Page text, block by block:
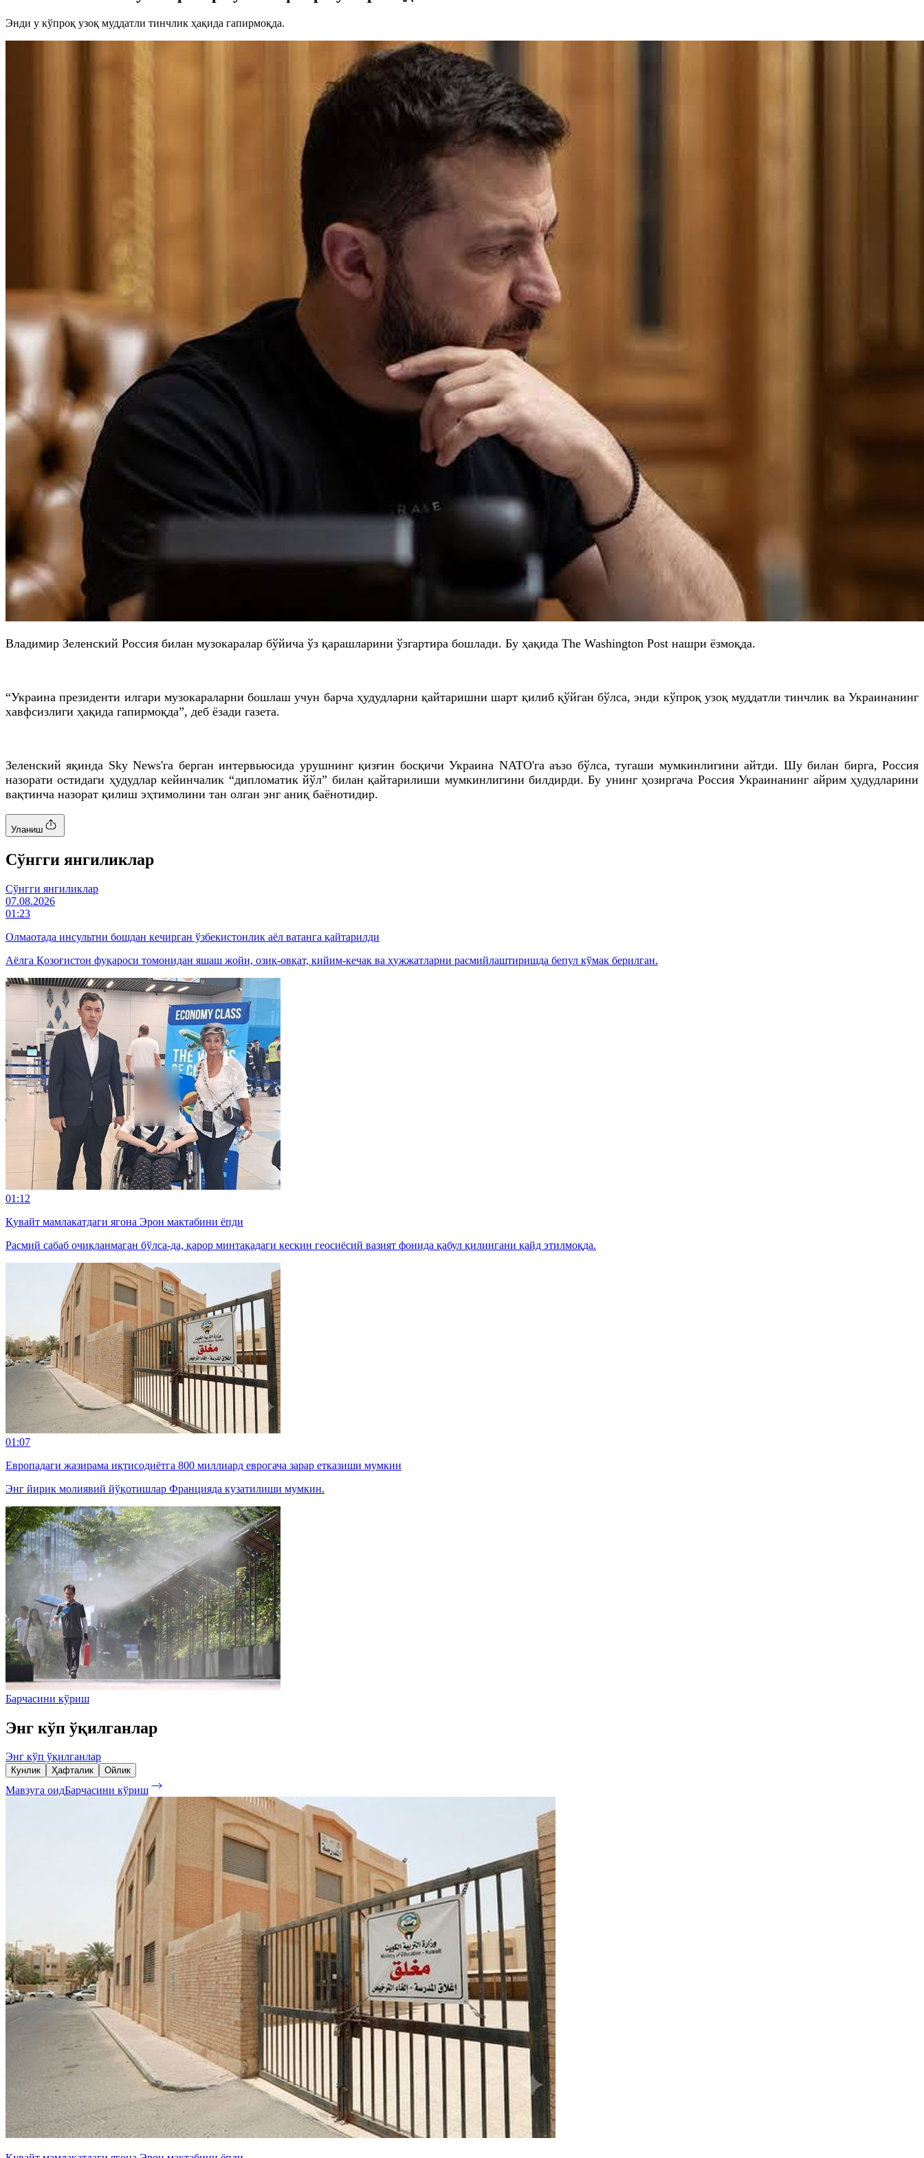
Энди у кўпроқ узоқ муддатли тинчлик ҳақида гапирмоқда.
Владимир Зеленский Россия билан музокаралар бўйича ўз қарашларини ўзгартира бошлади. Бу ҳақида Тhe Washington Post нашри ёзмоқда.
“Украина президенти илгари музокараларни бошлаш учун барча ҳудудларни қайтаришни шарт қилиб қўйган бўлса, энди кўпроқ узоқ муддатли тинчлик ва Украинанинг
хавфсизлиги ҳақида гапирмоқда”, деб ёзади газета.
Зеленский яқинда Sky News'га берган интервьюсида урушнинг қизғин босқичи Украина NATO'га аъзо бўлса, тугаши мумкинлигини айтди. Шу билан бирга, Россия
назорати остидаги ҳудудлар кейинчалик “дипломатик йўл” билан қайтарилиши мумкинлигини билдирди. Бу унинг ҳозиргача Россия Украинанинг айрим ҳудудларини
вақтинча назорат қилиш эҳтимолини тан олган энг аниқ баёнотидир.
Уланиш
Cўнгги янгиликлар
Cўнгги янгиликлар
07.08.2026
01:23
Олмаотада инсультни бошдан кечирган ўзбекистонлик аёл ватанга қайтарилди
Аёлга Қозоғистон фуқароси томонидан яшаш жойи, озиқ-овқат, кийим-кечак ва ҳужжатларни расмийлаштиришда бепул кўмак берилган.
01:12
Қувайт мамлакатдаги ягона Эрон мактабини ёпди
Расмий сабаб очиқланмаган бўлса-да, қарор минтақадаги кескин геосиёсий вазият фонида қабул қилингани қайд этилмоқда.
01:07
Европадаги жазирама иқтисодиётга 800 миллиард еврогача зарар етказиши мумкин
Энг йирик молиявий йўқотишлар Францияда кузатилиши мумкин.
Барчасини кўриш
Энг кўп ўқилганлар
Энг кўп ўқилганлар
Кунлик Ҳафталик Ойлик
Мавзуга оидБарчасини кўриш